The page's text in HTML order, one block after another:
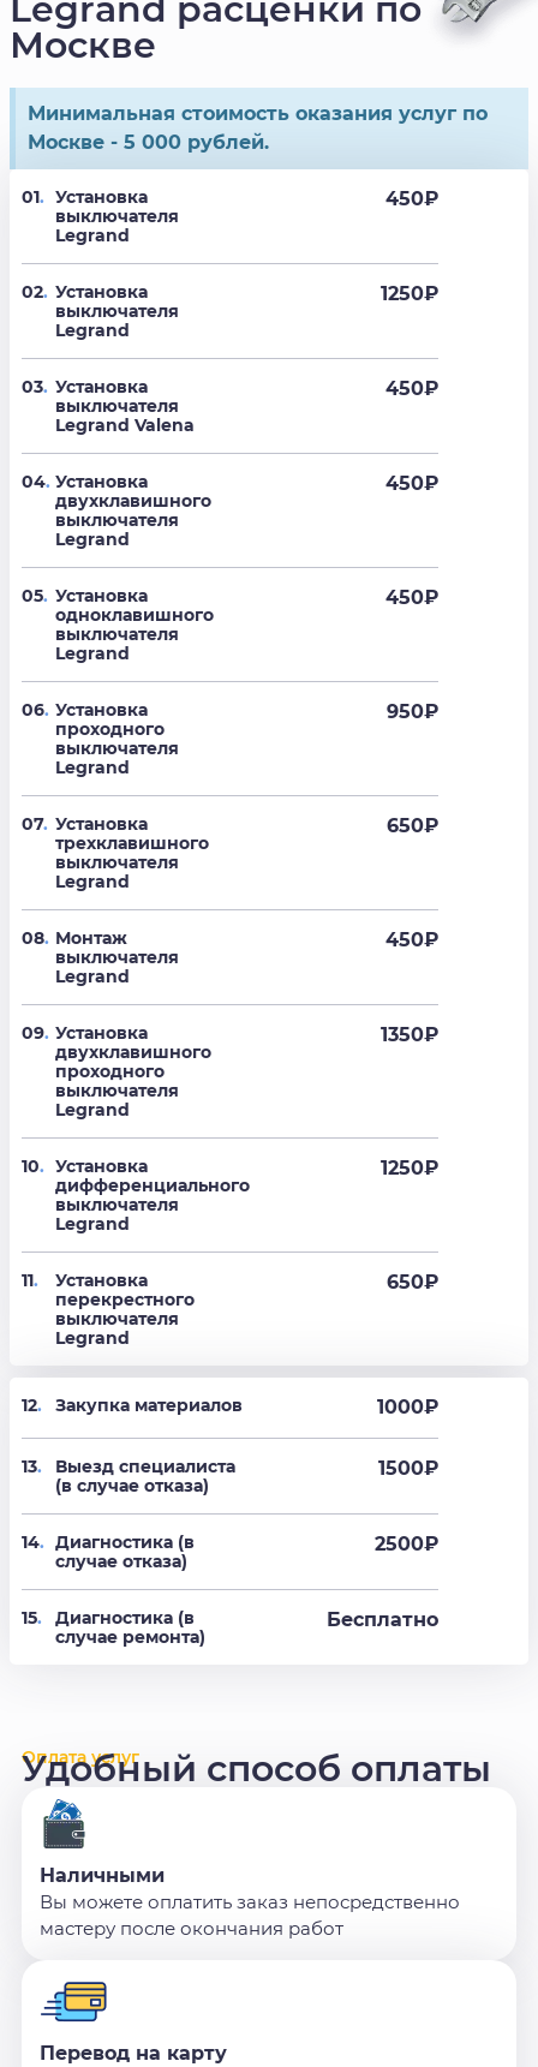
Legrand расценки по
Москве
Минимальная стоимость оказания услуг по
Москве - 5 000 рублей.
01. Установка
выключателя
Legrand
450₽
02. Установка
выключателя
Legrand
1250₽
03. Установка
выключателя
Legrand Valena
450₽
04. Установка
двухклавишного
выключателя
Legrand
450₽
05. Установка
одноклавишного
выключателя
Legrand
450₽
06. Установка
проходного
выключателя
Legrand
950₽
07. Установка
трехклавишного
выключателя
Legrand
650₽
08. Монтаж
выключателя
Legrand
450₽
09. Установка
двухклавишного
проходного
выключателя
Legrand
1350₽
10. Установка
дифференциального
выключателя
Legrand
1250₽
11.
Установка
перекрестного
выключателя
Legrand
650₽
12. Закупка материалов 1000₽
13.
Выезд специалиста
(в случае отказа)
1500₽
14. Диагностика (в
случае отказа)
2500₽
15.
Диагностика (в
случае ремонта)
Бесплатно
Оплата услуг
Удобный способ оплаты
Наличными
Вы можете оплатить заказ непосредственно
мастеру после окончания работ
Перевод на карту